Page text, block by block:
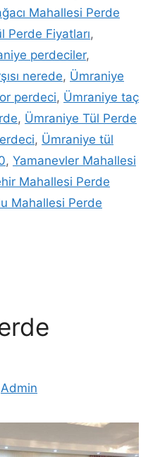
Mahallesi Perde
Perde Fiyatları,
perdeciler,
nerede, Ümraniye
perdeci, Ümraniye taç
, Ümraniye Tül Perde
, Ümraniye tül
, Yamanevler Mahallesi
Mahallesi Perde
Mahallesi Perde
Admin